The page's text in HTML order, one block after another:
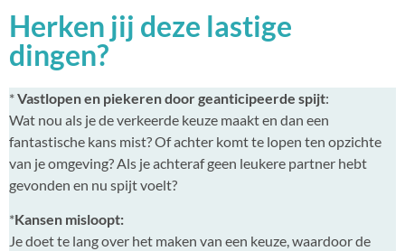
Herken jij deze lastige
dingen?
*Vastlopen en piekeren door geanticipeerde spijt:
Wat nou als je de verkeerde keuze maakt en dan een
fantastische kans mist? Of achter komt te lopen ten opzichte
van je omgeving? Als je achteraf geen leukere partner hebt
gevonden en nu spijt voelt?
*Kansen misloopt:
Je doet te lang over het maken van een keuze, waardoor de